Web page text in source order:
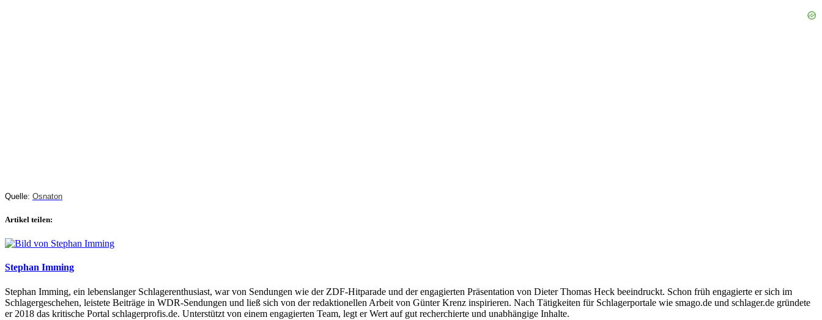
Quelle: Osnaton
Artikel teilen:
Stephan Imming
Stephan Imming, ein lebenslanger Schlagerenthusiast, war von Sendungen wie der ZDF-Hitparade und der engagierten Präsentation von Dieter Thomas Heck beeindruckt. Schon früh engagierte er sich im
Schlagergeschehen, leistete Beiträge in WDR-Sendungen und ließ sich von der redaktionellen Arbeit von Günter Krenz inspirieren. Nach Tätigkeiten für Schlagerportale wie smago.de und schlager.de gründete
er 2018 das kritische Portal schlagerprofis.de. Unterstützt von einem engagierten Team, legt er Wert auf gut recherchierte und unabhängige Inhalte.